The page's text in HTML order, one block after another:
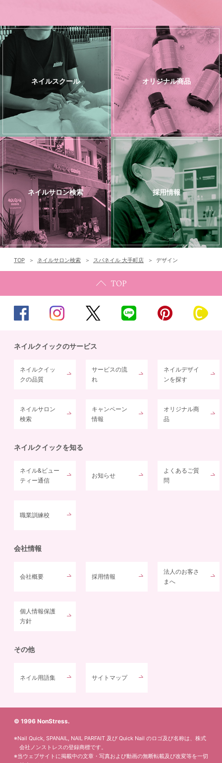
ネイルスクール オリジナル商品
ネイルサロン検索 採用情報
TOP ネイルサロン検索 スパネイル 大手町店 デザイン
ネイルクイックのサービス
ネイルクイッ
クの品質
サービスの流
れ
ネイルデザイ
ンを探す
ネイルサロン
検索
キャンペーン
情報
オリジナル商
品
ネイルクイックを知る
ネイル&ビュー
ティー通信
お知らせ
よくあるご質
問
職業訓練校
会社情報
会社概要 採用情報
法人のお客さ
まへ
個人情報保護
方針
その他
ネイル用語集 サイトマップ
© 1996 NonStress.
※Nail Quick, SPANAIL, NAIL PARFAIT 及び Quick Nail のロゴ及び名称は、株式
会社ノンストレスの登録商標です。
※当ウェブサイトに掲載中の文章・写真および動画の無断転載及び改変等を一切